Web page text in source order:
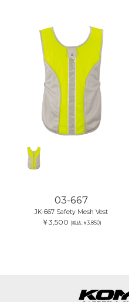
03-667
JK-667 Safety Mesh Vest
￥3,500 (税込:￥3,850)